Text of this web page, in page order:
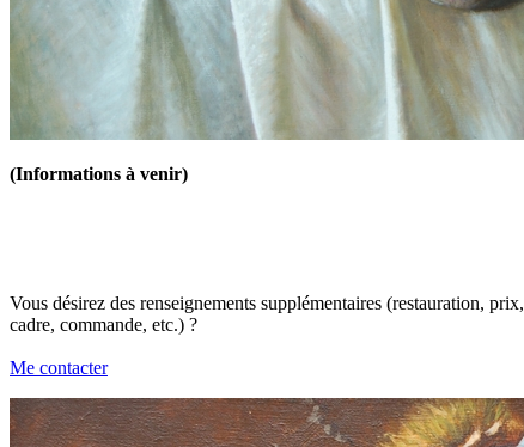
(Informations à venir)
Vous désirez des renseignements supplémentaires (restauration, prix,
cadre, commande, etc.) ?
Me contacter